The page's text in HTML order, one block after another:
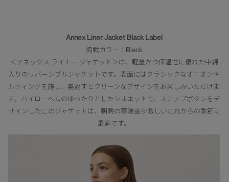
Annex Liner Jacket Black Label
掲載カラー：Black
＜アネックス ライナー ジャケット＞は、軽量かつ保温性に優れた中綿
入りのリバーシブルジャケットです。表面にはクラシックなオニオンキ
ルティングを施し、裏返すとクリーンなデザインをお楽しみいただけま
す。ハイローヘムのゆったりとしたシルエットで、スナップボタンをデ
ザインしたこのジャケットは、朝晩の寒暖差が激しいこれからの季節に
最適です。